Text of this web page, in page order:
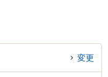
変更